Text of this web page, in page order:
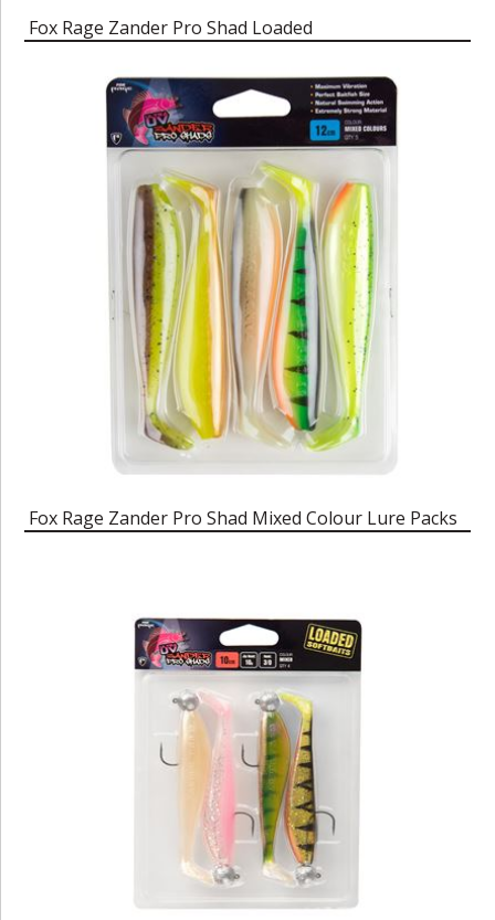
Fox Rage Zander Pro Shad Loaded
Fox Rage Zander Pro Shad Mixed Colour Lure Packs